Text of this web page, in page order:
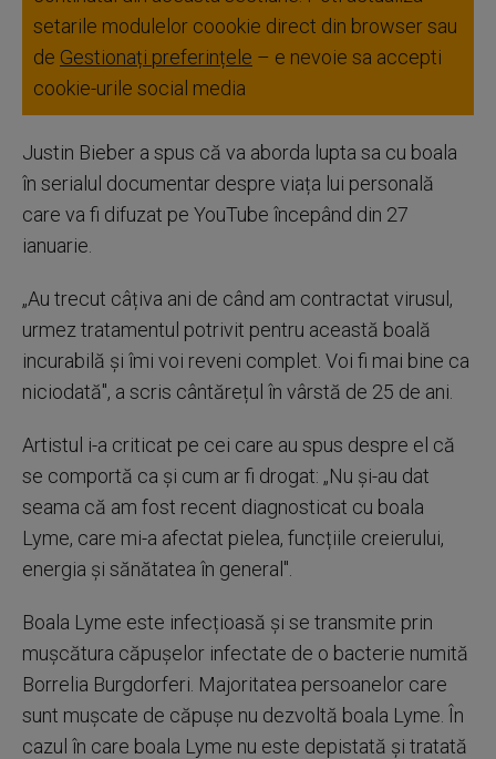
setarile modulelor coookie direct din browser sau
de Gestionați preferințele – e nevoie sa accepti
cookie-urile social media
Justin Bieber a spus că va aborda lupta sa cu boala
în serialul documentar despre viața lui personală
care va fi difuzat pe YouTube începând din 27
ianuarie.
„Au trecut câțiva ani de când am contractat virusul,
urmez tratamentul potrivit pentru această boală
incurabilă și îmi voi reveni complet. Voi fi mai bine ca
niciodată", a scris cântărețul în vârstă de 25 de ani.
Artistul i-a criticat pe cei care au spus despre el că
se comportă ca și cum ar fi drogat: „Nu și-au dat
seama că am fost recent diagnosticat cu boala
Lyme, care mi-a afectat pielea, funcțiile creierului,
energia și sănătatea în general".
Boala Lyme este infecțioasă și se transmite prin
mușcătura căpușelor infectate de o bacterie numită
Borrelia Burgdorferi. Majoritatea persoanelor care
sunt mușcate de căpușe nu dezvoltă boala Lyme. În
cazul în care boala Lyme nu este depistată și tratată